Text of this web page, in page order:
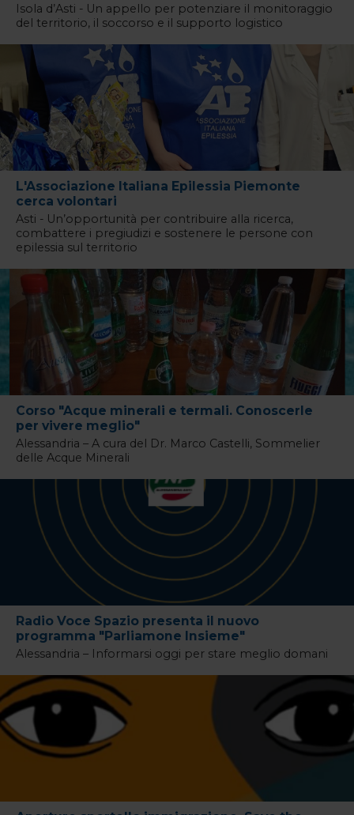
Isola d’Asti - Un appello per potenziare il monitoraggio
del territorio, il soccorso e il supporto logistico
L'Associazione Italiana Epilessia Piemonte
cerca volontari
Asti - Un’opportunità per contribuire alla ricerca,
combattere i pregiudizi e sostenere le persone con
epilessia sul territorio
Corso "Acque minerali e termali. Conoscerle
per vivere meglio"
Alessandria – A cura del Dr. Marco Castelli, Sommelier
delle Acque Minerali
Radio Voce Spazio presenta il nuovo
programma "Parliamone Insieme"
Alessandria – Informarsi oggi per stare meglio domani